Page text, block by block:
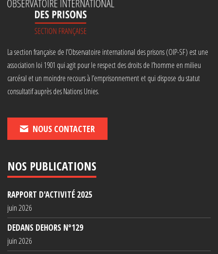
La section française de l’Observatoire international des prisons (OIP-SF) est une
association loi 1901 qui agit pour le respect des droits de l’homme en milieu
carcéral et un moindre recours à l’emprisonnement et qui dispose du statut
consultatif auprès des Nations Unies.
NOUS CONTACTER
NOS PUBLICATIONS
RAPPORT D'ACTIVITÉ 2025
juin 2026
DEDANS DEHORS N°129
juin 2026